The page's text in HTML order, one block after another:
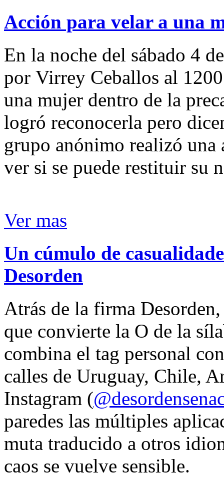
Acción para velar a una
En la noche del sábado 4
por Virrey Ceballos al
una mujer dentro de la
logró reconocerla pero
grupo anónimo realizó
ver si se puede restituir su
Ver mas
Un cúmulo de
Desorden
Atrás de la firma
que convierte la O de la
combina el tag personal
calles de Uruguay, Chile,
Instagram (
paredes las múltiples
muta traducido a otros
caos se vuelve sensible.